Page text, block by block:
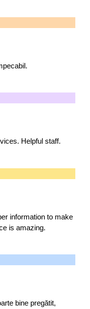
Helpful staff.
information to make
is amazing.
bine pregătit,